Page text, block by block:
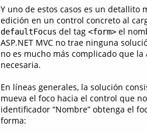
Y uno de estos casos es un
edición en un control concreto al
defaultFocus del tag <form> el
ASP.NET MVC no trae ninguna
no es mucho más complicado que
necesaria.
En líneas generales, la solución
mueva el foco hacia el control que
identificador “Nombre” obtenga el
forma: